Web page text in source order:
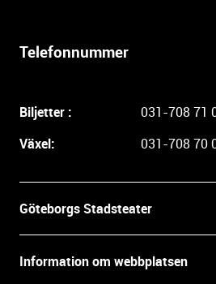
Telefonnummer
Biljetter :
031-708 71
Växel:
031-708 70
Göteborgs Stadsteater
Information om webbplatsen